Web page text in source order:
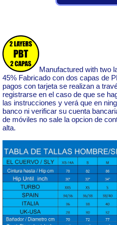
Manufactured with two
45% Fabricado con dos capas de
pagos con tarjeta se realizan a
registrarse en el caso de que se
las instrucciones y verá que en
banco ni verificar su cuenta
de móviles no sale la opcion de
alta.